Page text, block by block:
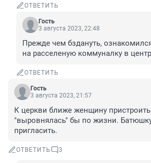
ОТВЕТИТЬ
Гость
3 августа 2023, 22:48
Прежде чем бздануть,
на расселеную коммуналку в
ОТВЕТИТЬ
Гость
3 августа 2023, 21:57
К церкви ближе женщину
"выровнялась" бы по жизни.
пригласить.
ОТВЕТИТЬ 3